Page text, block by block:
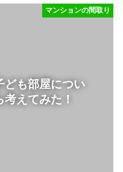
ども部屋につい
えてみた！
マンションの間取り